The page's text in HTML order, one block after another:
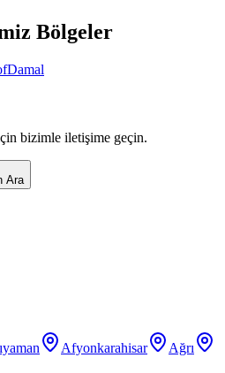
Bölgeler
Damal
bizimle iletişime geçin.
Ara
Afyonkarahisar
Ağrı